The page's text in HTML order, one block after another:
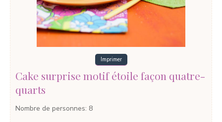
Imprimer
Cake surprise motif étoile façon quatre-
quarts
Nombre de personnes: 8